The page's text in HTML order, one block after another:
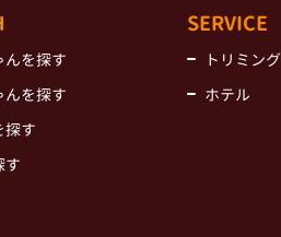
んを探す
んを探す
探す
す
SERVICE
トリミング
ホテル